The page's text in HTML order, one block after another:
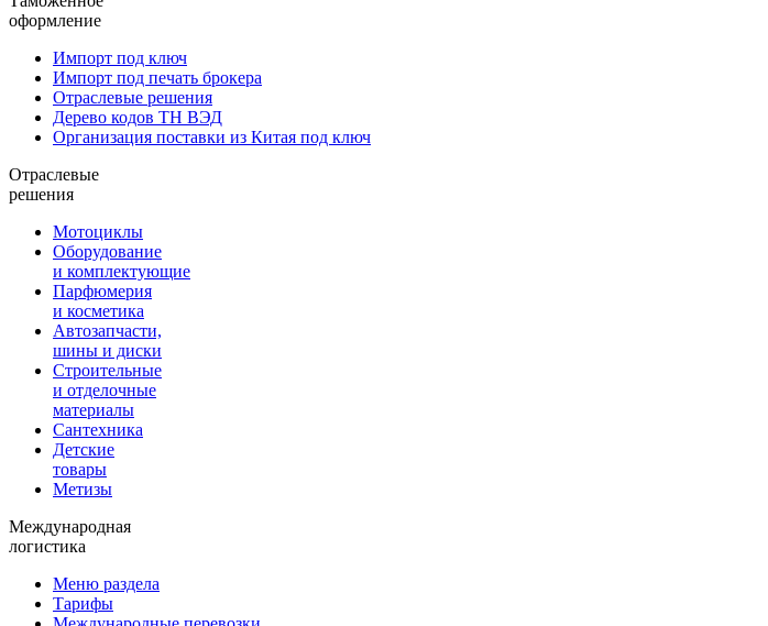
оформление
Импорт под ключ
Импорт под печать брокера
Отраслевые решения
Дерево кодов ТН ВЭД
Организация поставки из Китая под ключ
Отраслевые
решения
Мотоциклы
Оборудование
и комплектующие
Парфюмерия
и косметика
Автозапчасти,
шины и диски
Строительные
и отделочные
материалы
Сантехника
Детские
товары
Метизы
Международная
логистика
Меню раздела
Тарифы